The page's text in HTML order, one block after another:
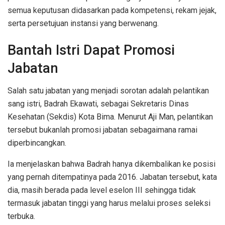
semua keputusan didasarkan pada kompetensi, rekam jejak,
serta persetujuan instansi yang berwenang.
Bantah Istri Dapat Promosi
Jabatan
Salah satu jabatan yang menjadi sorotan adalah pelantikan
sang istri, Badrah Ekawati, sebagai Sekretaris Dinas
Kesehatan (Sekdis) Kota Bima. Menurut Aji Man, pelantikan
tersebut bukanlah promosi jabatan sebagaimana ramai
diperbincangkan.
Ia menjelaskan bahwa Badrah hanya dikembalikan ke posisi
yang pernah ditempatinya pada 2016. Jabatan tersebut, kata
dia, masih berada pada level eselon III sehingga tidak
termasuk jabatan tinggi yang harus melalui proses seleksi
terbuka.